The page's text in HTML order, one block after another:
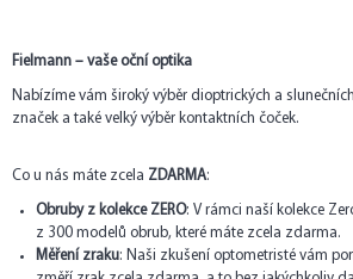
Fielmann – vaše oční optika
Nabízíme vám široký výběr dioptrických a
značek a také velký výběr kontaktních čoček.
Co u nás máte zcela ZDARMA:
Obruby z kolekce ZERO: V rámci naší kolekce
z 300 modelů obrub, které máte zcela zdarma.
Měření zraku: Naši zkušení optometristé vám